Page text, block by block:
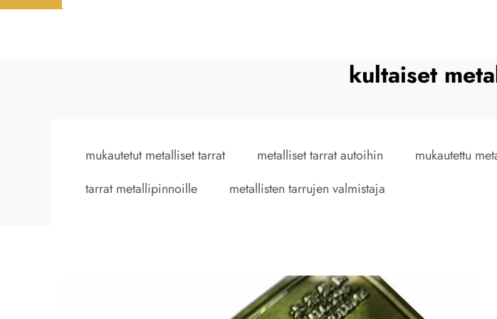
kultaiset
mukautetut metalliset tarrat metalliset tarrat autoihin mukautettu
tarrat metallipinnoille
metallisten tarrujen valmistaja